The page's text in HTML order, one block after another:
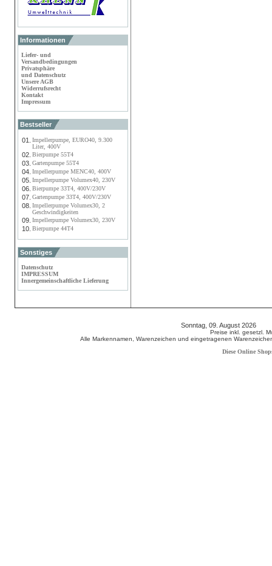
Informationen
Liefer- und
Versandbedingungen
Privatsphäre
und Datenschutz
Unsere AGB
Widerrufsrecht
Kontakt
Impressum
Bestseller
01.
Impellerpumpe, EURO40, 9.300
Liter, 400V
02. Bierpumpe 55T4
03. Gartenpumpe 55T4
04. Impellerpumpe MENC40, 400V
05. Impellerpumpe Volumex40, 230V
06. Bierpumpe 33T4, 400V/230V
07. Gartenpumpe 33T4, 400V/230V
08. Impellerpumpe Volumex30, 2
Geschwindigkeiten
09. Impellerpumpe Volumex30, 230V
10. Bierpumpe 44T4
Sonstiges
Datenschutz
IMPRESSUM
Innergemeinschaftliche Lieferung
Sonntag, 09. August 2026
Preise inkl. gesetzl.
Alle Markennamen, Warenzeichen und eingetragenen
Diese Online